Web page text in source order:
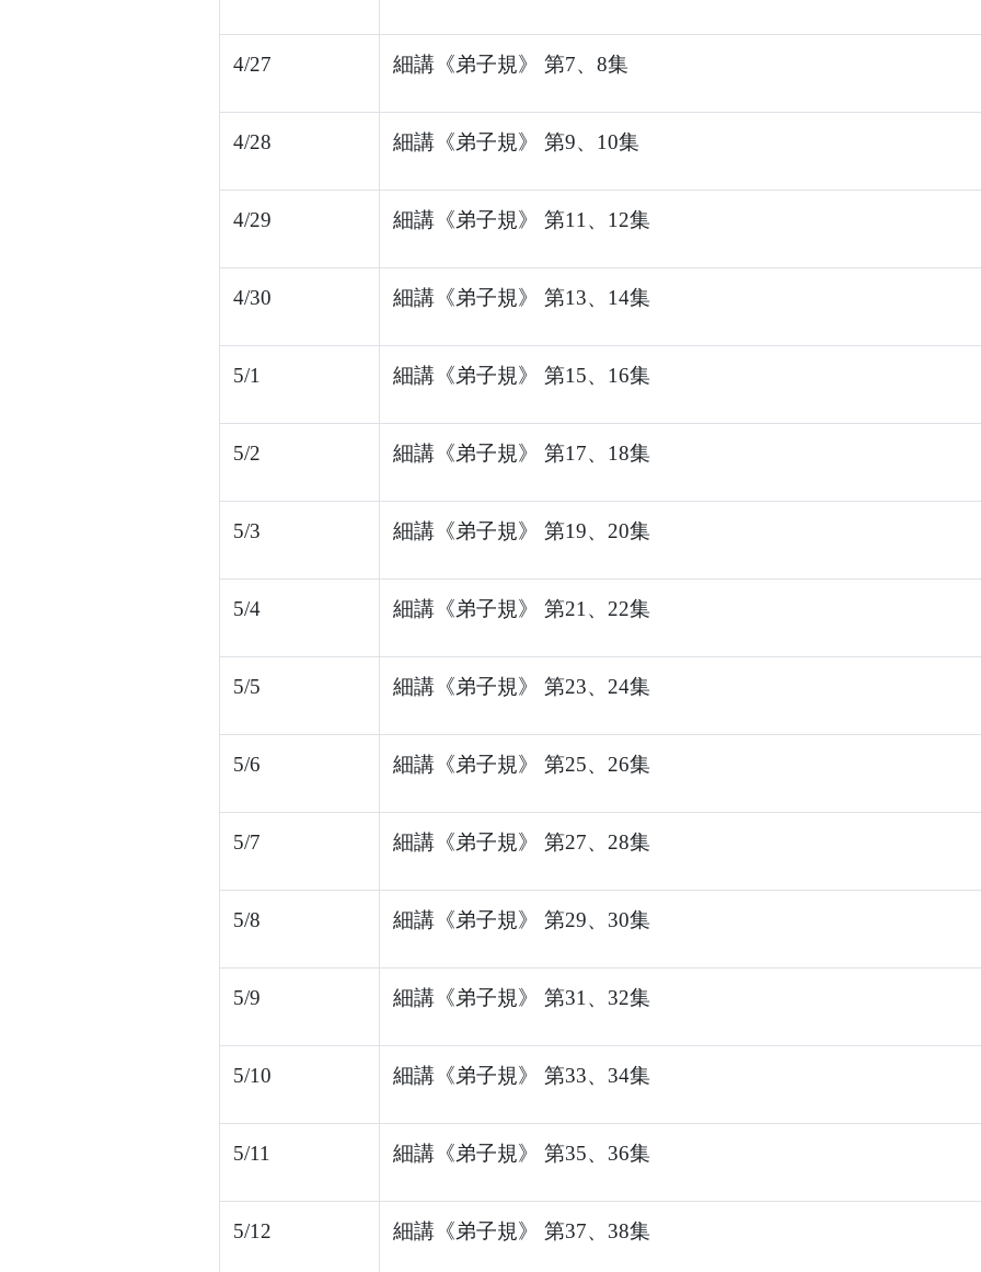
4/27 細講《弟子規》 第7、8集
4/28 細講《弟子規》 第9、10集
4/29 細講《弟子規》 第11、12集
4/30 細講《弟子規》 第13、14集
5/1 細講《弟子規》 第15、16集
5/2 細講《弟子規》 第17、18集
5/3 細講《弟子規》 第19、20集
5/4 細講《弟子規》 第21、22集
5/5 細講《弟子規》 第23、24集
5/6 細講《弟子規》 第25、26集
5/7 細講《弟子規》 第27、28集
5/8 細講《弟子規》 第29、30集
5/9 細講《弟子規》 第31、32集
5/10 細講《弟子規》 第33、34集
5/11 細講《弟子規》 第35、36集
5/12 細講《弟子規》 第37、38集